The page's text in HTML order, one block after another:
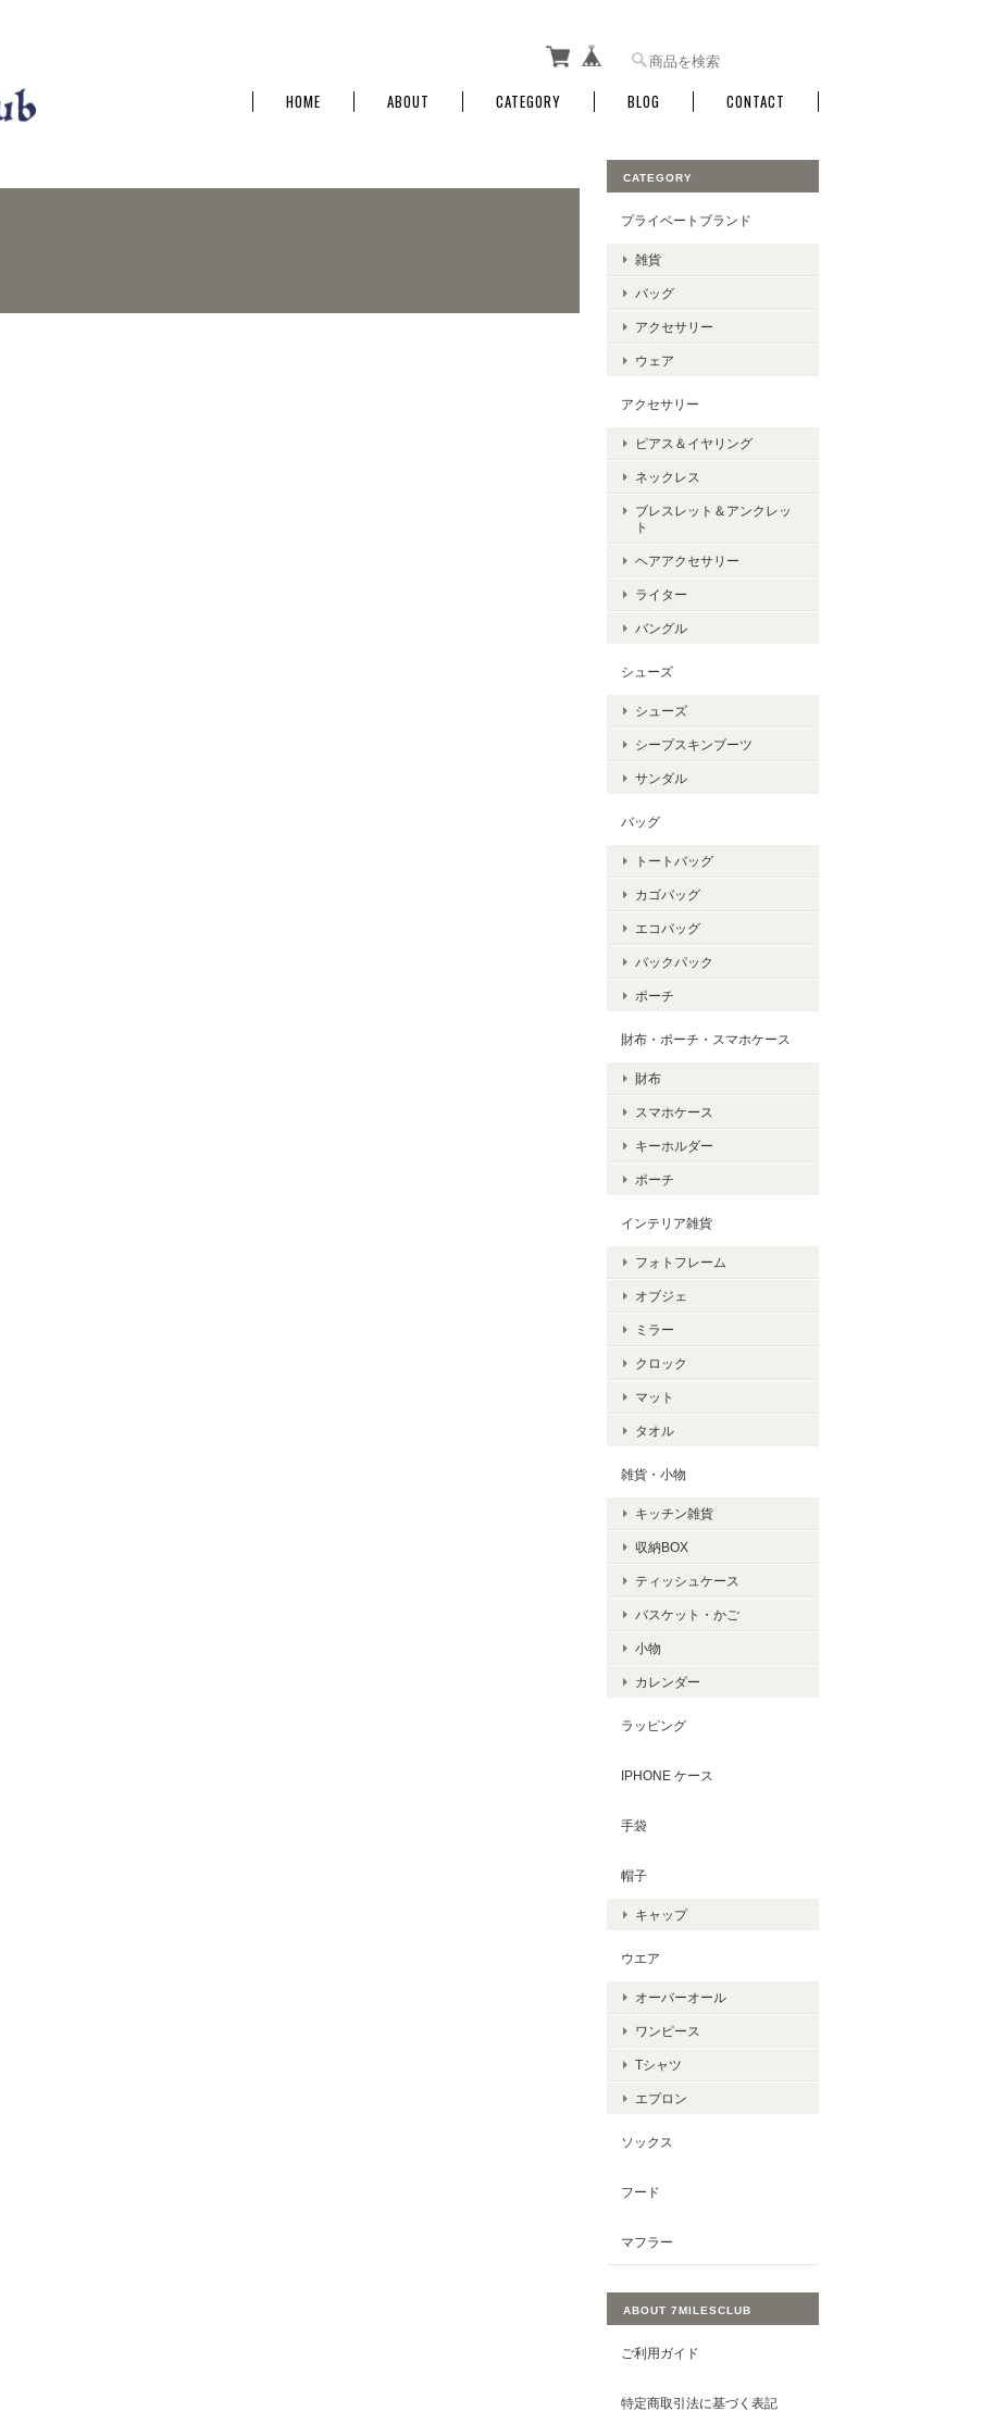
HOME ABOUT CATEGORY BLOG CONTACT
CATEGORY
プライベートブランド
雑貨
バッグ
アクセサリー
ウェア
アクセサリー
ピアス＆イヤリング
ネックレス
ブレスレット＆アンクレッ
ト
ヘアアクセサリー
ライター
バングル
シューズ
シューズ
シープスキンブーツ
サンダル
バッグ
トートバッグ
カゴバッグ
エコバッグ
バックパック
ポーチ
財布・ポーチ・スマホケース
財布
スマホケース
キーホルダー
ポーチ
インテリア雑貨
フォトフレーム
オブジェ
ミラー
クロック
マット
タオル
雑貨・小物
キッチン雑貨
収納BOX
ティッシュケース
バスケット・かご
小物
カレンダー
ラッピング
IPHONE ケース
手袋
帽子
キャップ
ウエア
オーバーオール
ワンピース
Tシャツ
エプロン
ソックス
フード
マフラー
ABOUT 7MILESCLUB
ご利用ガイド
特定商取引法に基づく表記